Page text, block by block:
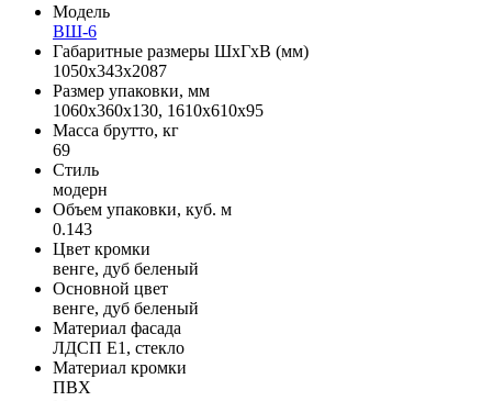
Модель
ВШ-6
Габаритные размеры ШхГхВ (мм)
1050х343х2087
Размер упаковки, мм
1060х360х130, 1610х610х95
Масса брутто, кг
69
Стиль
модерн
Объем упаковки, куб. м
0.143
Цвет кромки
венге, дуб беленый
Основной цвет
венге, дуб беленый
Материал фасада
ЛДСП Е1, стекло
Материал кромки
ПВХ